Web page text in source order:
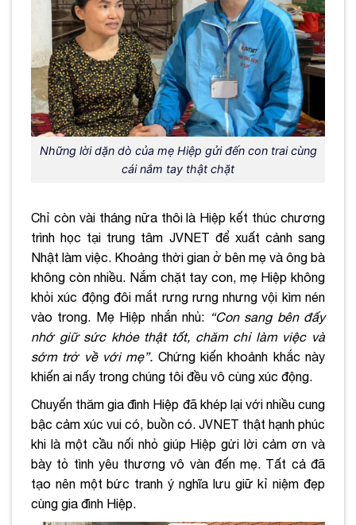
Những lời dặn dò của mẹ Hiệp gửi đến con trai cùng
cái nắm tay thật chặt
Chỉ còn vài tháng nữa thôi là Hiệp kết thúc chương
trình học tại trung tâm JVNET để xuất cảnh sang
Nhật làm việc. Khoảng thời gian ở bên mẹ và ông bà
không còn nhiều. Nắm chặt tay con, mẹ Hiệp không
khỏi xúc động đôi mắt rưng rưng nhưng vội kìm nén
vào trong. Mẹ Hiệp nhắn nhủ: “Con sang bên đấy
nhớ giữ sức khỏe thật tốt, chăm chỉ làm việc và
sớm trở về với mẹ”. Chứng kiến khoảnh khắc này
khiến ai nấy trong chúng tôi đều vô cùng xúc động.
Chuyến thăm gia đình Hiệp đã khép lại với nhiều cung
bậc cảm xúc vui có, buồn có. JVNET thật hạnh phúc
khi là một cầu nối nhỏ giúp Hiệp gửi lời cảm ơn và
bày tỏ tình yêu thương vô vàn đến mẹ. Tất cả đã
tạo nên một bức tranh ý nghĩa lưu giữ kỉ niệm đẹp
cùng gia đình Hiệp.